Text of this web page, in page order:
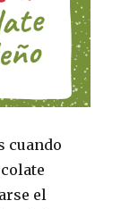
cuando
el